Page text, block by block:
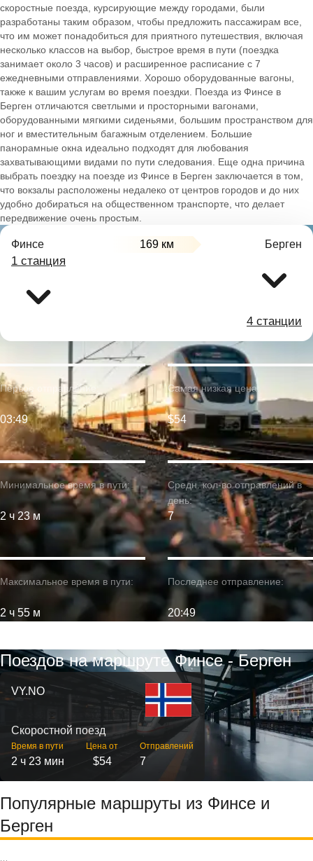
скоростные поезда, курсирующие между городами, были
разработаны таким образом, чтобы предложить пассажирам все,
что им может понадобиться для приятного путешествия, включая
несколько классов на выбор, быстрое время в пути (поездка
занимает около 3 часов) и расширенное расписание с 7
ежедневными отправлениями. Хорошо оборудованные вагоны,
также к вашим услугам во время поездки. Поезда из Финсе в
Берген отличаются светлыми и просторными вагонами,
оборудованными мягкими сиденьями, большим пространством для
ног и вместительным багажным отделением. Большие
панорамные окна идеально подходят для любования
захватывающими видами по пути следования. Еще одна причина
выбрать поездку на поезде из Финсе в Берген заключается в том,
что вокзалы расположены недалеко от центров городов и до них
удобно добираться на общественном транспорте, что делает
передвижение очень простым.
Финсе 169 км Берген
1 станция
4 станции
Минимальное время в пути:
2 ч 23 м
Первое отправление:
03:49
Максимальное время в пути:
2 ч 55 м
Самая низкая цена:
$54
Средн. кол-во отправлений в
день:
7
Последнее отправление:
20:49
Поездов на маршруте Финсе - Берген
VY.NO
Скоростной поезд
Время в пути
2 ч 23 мин
Цена от
$54
Отправлений
7
Популярные маршруты из Финсе и
Берген